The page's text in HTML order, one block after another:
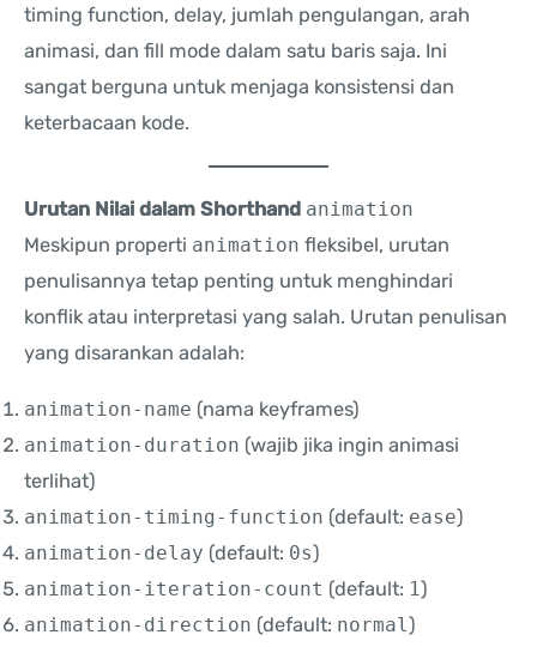
timing function, delay, jumlah pengulangan, arah
animasi, dan fill mode dalam satu baris saja. Ini
sangat berguna untuk menjaga konsistensi dan
keterbacaan kode.
Urutan Nilai dalam Shorthand animation
Meskipun properti animation fleksibel, urutan
penulisannya tetap penting untuk menghindari
konflik atau interpretasi yang salah. Urutan penulisan
yang disarankan adalah:
animation-name (nama keyframes)
animation-duration (wajib jika ingin animasi
terlihat)
animation-timing-function (default: ease)
animation-delay (default: 0s)
animation-iteration-count (default: 1 )
animation-direction (default: normal )